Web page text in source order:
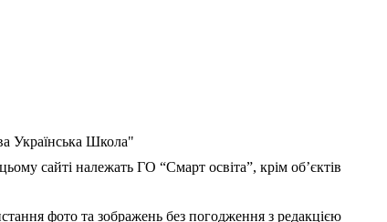
Українська Школа"
сайті належать ГО “Смарт освіта”, крім об’єктів
фото та зображень без погодження з редакцією